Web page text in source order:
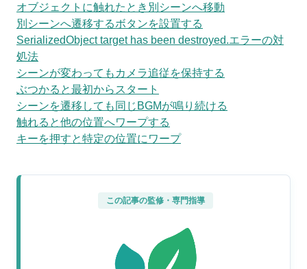
オブジェクトに触れたとき別シーンへ移動
別シーンへ遷移するボタンを設置する
SerializedObject target has been destroyed.エラーの対
処法
シーンが変わってもカメラ追従を保持する
ぶつかると最初からスタート
シーンを遷移しても同じBGMが鳴り続ける
触れると他の位置へワープする
キーを押すと特定の位置にワープ
この記事の監修・専門指導